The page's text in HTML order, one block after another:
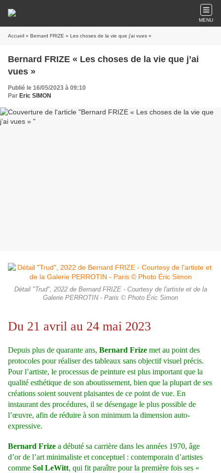
MENU
Accueil » Bernard FRIZE « Les choses de la vie que j’ai vues »
Bernard FRIZE « Les choses de la vie que j’ai
vues »
Publié le 16/05/2023 à 09:10
Par Eric SIMON
Détail "Trud", 2022 de Bernard FRIZE - Courtesy de l'artiste et de la
Galerie PERROTIN - Paris © Photo Éric Simon
Du 21 avril au 24 mai 2023
Depuis plus de quarante ans, Bernard Frize met au point des
protocoles pour réaliser des tableaux sans objectif visuel précis.
Pour l’artiste, le processus de peinture est plus important que la
qualité esthétique de son aboutissement, bien que la plupart de ses
créations soient souvent plaisantes de ce point de vue. En
instaurant des procédures, il se désengage le plus possible de
l’œuvre, afin de réduire à son minimum la dimension auto-
expressive.
Bernard Frize a débuté sa carrière dans les années 1970, âge
d’or de l’art minimaliste et conceptuel : contemporain d’artistes
comme Sol LeWitt, qui fit paraître pour la première fois ses «